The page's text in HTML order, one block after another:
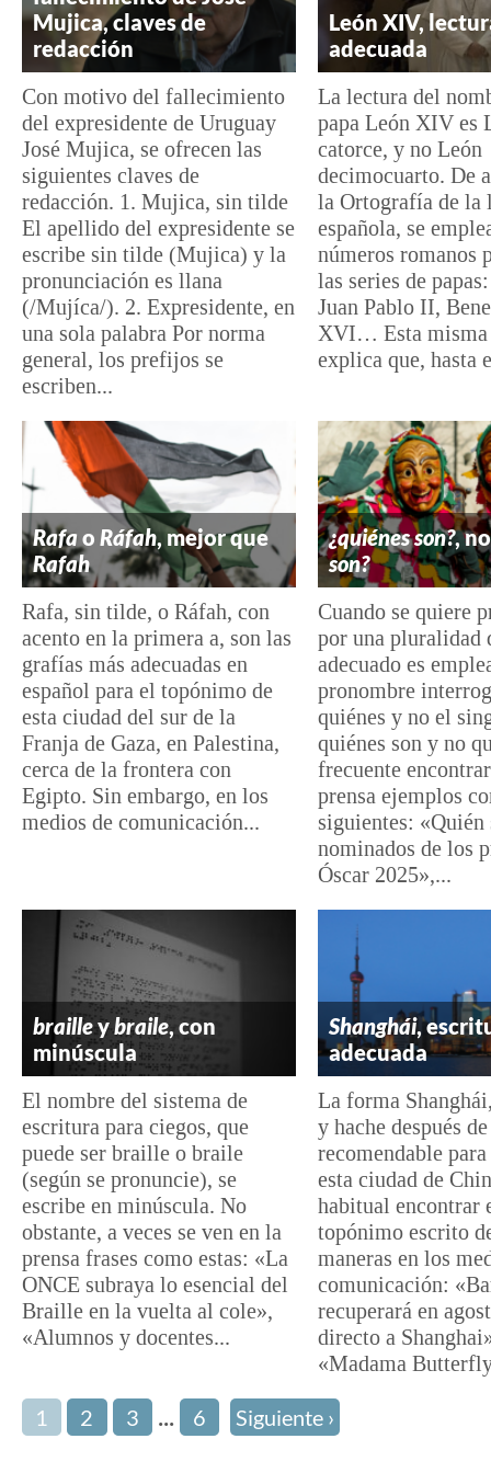
Mujica, claves de
redacción
Con motivo del fallecimiento
del expresidente de Uruguay
José Mujica, se ofrecen las
siguientes claves de
redacción. 1. Mujica, sin tilde
El apellido del expresidente se
escribe sin tilde (Mujica) y la
pronunciación es llana
(/Mujíca/). 2. Expresidente, en
una sola palabra Por norma
general, los prefijos se
escriben...
León XIV,
adecuada
La lectura del
papa León XIV es
catorce, y no León
decimocuarto. De
la Ortografía de la
española, se
números romanos
las series de
Juan Pablo II,
XVI… Esta misma
explica que, hasta
Rafao Ráfah, mejor que
Rafah
Rafa, sin tilde, o Ráfah, con
acento en la primera a, son las
grafías más adecuadas en
español para el topónimo de
esta ciudad del sur de la
Franja de Gaza, en Palestina,
cerca de la frontera con
Egipto. Sin embargo, en los
medios de comunicación...
¿quiénes son?, no
son?
Cuando se quiere
por una pluralidad
adecuado es
pronombre
quiénes y no el
quiénes son y no
frecuente
prensa ejemplos
siguientes: «Quién
nominados de los
Óscar 2025»,...
brailleybraile, con
minúscula
El nombre del sistema de
escritura para ciegos, que
puede ser braille o braile
(según se pronuncie), se
escribe en minúscula. No
obstante, a veces se ven en la
prensa frases como estas: «La
ONCE subraya lo esencial del
Braille en la vuelta al cole»,
«Alumnos y docentes...
Shanghái,
adecuada
La forma
y hache después
recomendable
esta ciudad de
habitual encontrar
topónimo escrito
maneras en los
comunicación:
recuperará en
directo a
«Madama
1 2 3 ... 6 Siguiente ›